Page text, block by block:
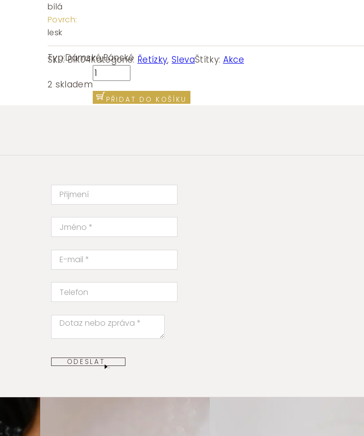
bílá
Povrch:
lesk
SKU:BIK04Kategorie: Řetízky,SlevaŠtítky: Akce
Typ:Dámské,Pánské
2 skladem
Řetízek
pancr
s válečky
PŘIDAT DO KOŠÍKU
ODESLAT